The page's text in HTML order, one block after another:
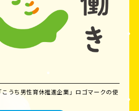
こうち男性育休推進企業」ロゴマークの使